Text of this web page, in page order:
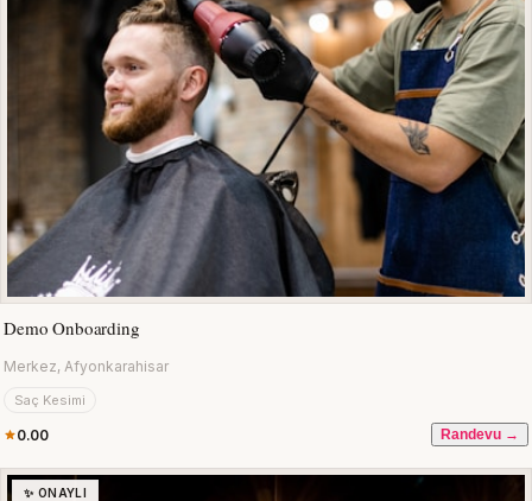
Demo Onboarding
Merkez, Afyonkarahisar
Saç Kesimi
0.00 Randevu →
✨ ONAYLI